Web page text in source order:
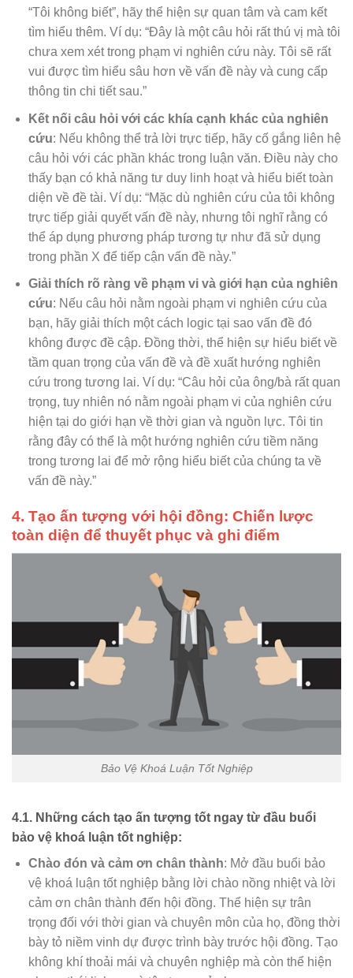
“Tôi không biết”, hãy thể hiện sự quan tâm và cam kết
tìm hiểu thêm. Ví dụ: “Đây là một câu hỏi rất thú vị mà tôi
chưa xem xét trong phạm vi nghiên cứu này. Tôi sẽ rất
vui được tìm hiểu sâu hơn về vấn đề này và cung cấp
thông tin chi tiết sau.”
Kết nối câu hỏi với các khía cạnh khác của nghiên
cứu: Nếu không thể trả lời trực tiếp, hãy cố gắng liên hệ
câu hỏi với các phần khác trong luận văn. Điều này cho
thấy bạn có khả năng tư duy linh hoạt và hiểu biết toàn
diện về đề tài. Ví dụ: “Mặc dù nghiên cứu của tôi không
trực tiếp giải quyết vấn đề này, nhưng tôi nghĩ rằng có
thể áp dụng phương pháp tương tự như đã sử dụng
trong phần X để tiếp cận vấn đề này.”
Giải thích rõ ràng về phạm vi và giới hạn của nghiên
cứu: Nếu câu hỏi nằm ngoài phạm vi nghiên cứu của
bạn, hãy giải thích một cách logic tại sao vấn đề đó
không được đề cập. Đồng thời, thể hiện sự hiểu biết về
tầm quan trọng của vấn đề và đề xuất hướng nghiên
cứu trong tương lai. Ví dụ: “Câu hỏi của ông/bà rất quan
trọng, tuy nhiên nó nằm ngoài phạm vi của nghiên cứu
hiện tại do giới hạn về thời gian và nguồn lực. Tôi tin
rằng đây có thể là một hướng nghiên cứu tiềm năng
trong tương lai để mở rộng hiểu biết của chúng ta về
vấn đề này.”
4. Tạo ấn tượng với hội đồng: Chiến lược
toàn diện để thuyết phục và ghi điểm
Bảo Vệ Khoá Luận Tốt Nghiệp
4.1. Những cách tạo ấn tượng tốt ngay từ đầu buổi
bảo vệ khoá luận tốt nghiệp:
Chào đón và cảm ơn chân thành: Mở đầu buổi bảo
vệ khoá luận tốt nghiệp bằng lời chào nồng nhiệt và lời
cảm ơn chân thành đến hội đồng. Thể hiện sự trân
trọng đối với thời gian và chuyên môn của họ, đồng thời
bày tỏ niềm vinh dự được trình bày trước hội đồng. Tạo
không khí thoải mái và chuyên nghiệp mà còn thể hiện